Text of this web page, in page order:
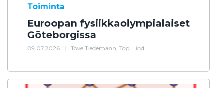
Toiminta
Euroopan fysiikkaolympialaiset
Göteborgissa
09.07.2026 | Tove Tiedemann, Topi Lind